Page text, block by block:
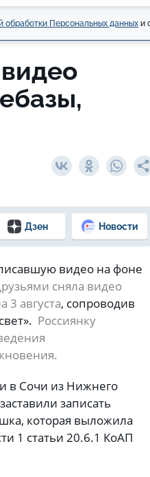
обработки Персональных данных и
Дзен Новости
видео на фоне
сняла видео
3 августа, сопроводив
Россиянку
в Сочи из Нижнего
записать
которая выложила
1 статьи 20.6.1 КоАП